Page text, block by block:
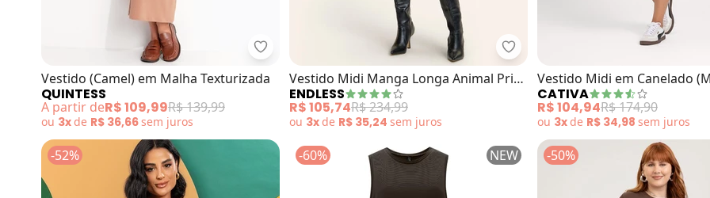
Quintess - Vestido (Camel) em Malha Texturizada
Vestido (Camel) em Malha Texturizada
QUINTESS
A partir deR$ 109,99R$ 139,99
ou 3xde R$ 36,66sem juros
Endless - Vestido Midi Manga
Vestido Midi Manga Longa Animal Print
(Marrom)
ENDLESS
R$ 105,74R$ 234,99
ou 3xde R$ 35,24 sem juros
Vestido Midi em Canelado
Claro)
CATIVA
R$ 104,94R$ 174,90
ou 3xde R$ 34,98 sem juros
-52% -60% NEW -50%